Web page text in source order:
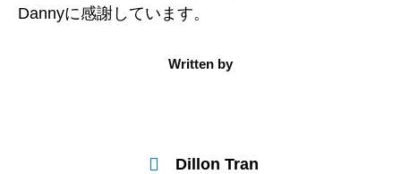
Dannyに感謝しています。
Written by
Dillon Tran